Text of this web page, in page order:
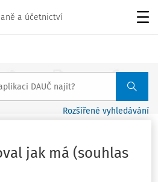
a účetnictví
Rozšířené vyhledávání
Bařinová
jak má (souhlas